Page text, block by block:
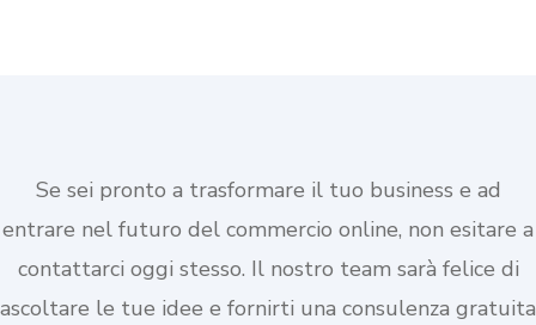
Se sei pronto a trasformare il tuo business e ad
entrare nel futuro del commercio online, non esitare a
contattarci oggi stesso. Il nostro team sarà felice di
ascoltare le tue idee e fornirti una consulenza gratuita